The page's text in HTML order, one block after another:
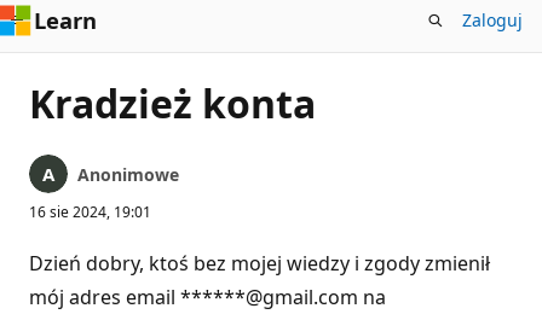
Learn Zaloguj
Kradzież konta
Anonimowe
16 sie 2024, 19:01
Dzień dobry, ktoś bez mojej wiedzy i zgody zmienił
mój adres email ******@gmail.com na